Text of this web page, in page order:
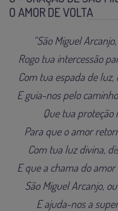
O AMOR DE VOLTA
“São Miguel
Rogo tua intercessão
Com tua espada de
E guia-nos pelo
Que tua proteção
Para que o amor
Com tua luz divina,
E que a chama do
São Miguel Arcanjo,
E ajuda-nos a